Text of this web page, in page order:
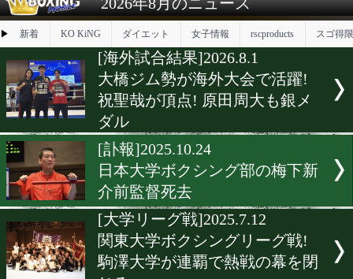
試合日程 試合結果 練習動画 ランキング
2026年8月のニュース
▶ 新着 KO KiNG ダイエット 女子情報
[海外試合結果]2026.8.1
大橋ジム勢が海外大会で活
祝聖哉が頂点! 原田周大も
ダル
[訃報]2025.10.24
日本大学ボクシング部の梅